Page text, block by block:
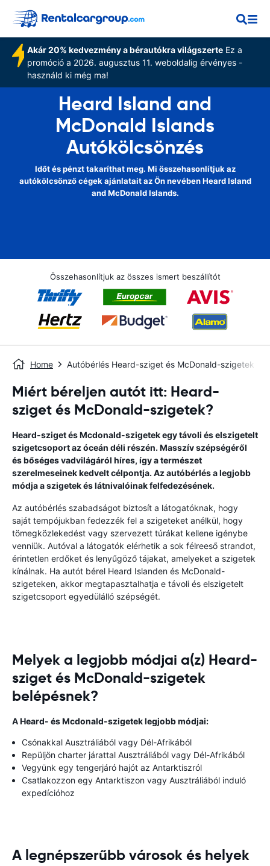
Akár 20% kedvezmény a bérautókra világszerteEz a
promóció a 2026. augusztus 11. weboldalig érvényes -
használd ki még ma!
Heard Island and
McDonald Islands
Autókölcsönzés
Időt és pénzt takaríthat meg. Mi összehasonlítjuk az
autókölcsönző cégek ajánlatait az Ön nevében Heard Island
and McDonald Islands.
Összehasonlítjuk az összes ismert beszállítót
Home Autóbérlés Heard-sziget és McDonald-szigetek
Miért béreljen autót itt: Heard-
sziget és McDonald-szigetek?
Heard-sziget és Mcdonald-szigetek egy távoli és elszigetelt
szigetcsoport az óceán déli részén. Masszív szépségéről
és bőséges vadvilágáról híres, így a természet
szerelmeseinek kedvelt célpontja. Az autóbérlés a legjobb
módja a szigetek és látnivalóinak felfedezésének.
Az autóbérlés szabadságot biztosít a látogatóknak, hogy
saját tempójukban fedezzék fel a szigeteket anélkül, hogy
tömegközlekedést vagy szervezett túrákat kellene igénybe
venniük. Autóval a látogatók elérhetik a sok félreeső strandot,
érintetlen erdőket és lenyűgöző tájakat, amelyeket a szigetek
kínálnak. Ha autót bérel Heard Islanden és McDonald-
szigeteken, akkor megtapasztalhatja e távoli és elszigetelt
szigetcsoport egyedülálló szépségét.
Melyek a legjobb módjai a(z) Heard-
sziget és McDonald-szigetek
belépésnek?
A Heard- és Mcdonald-szigetek legjobb módjai:
Csónakkal Ausztráliából vagy Dél-Afrikából
Repüljön charter járattal Ausztráliából vagy Dél-Afrikából
Vegyünk egy tengerjáró hajót az Antarktiszról
Csatlakozzon egy Antarktiszon vagy Ausztráliából induló
expedícióhoz
A legnépszerűbb városok és helyek